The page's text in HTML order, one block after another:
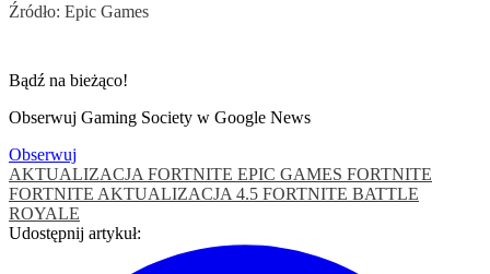
Źródło: Epic Games
Bądź na bieżąco!
Obserwuj Gaming Society w Google News
Obserwuj
AKTUALIZACJA FORTNITE EPIC GAMES FORTNITE
FORTNITE AKTUALIZACJA 4.5 FORTNITE BATTLE
ROYALE
Udostępnij artykuł: